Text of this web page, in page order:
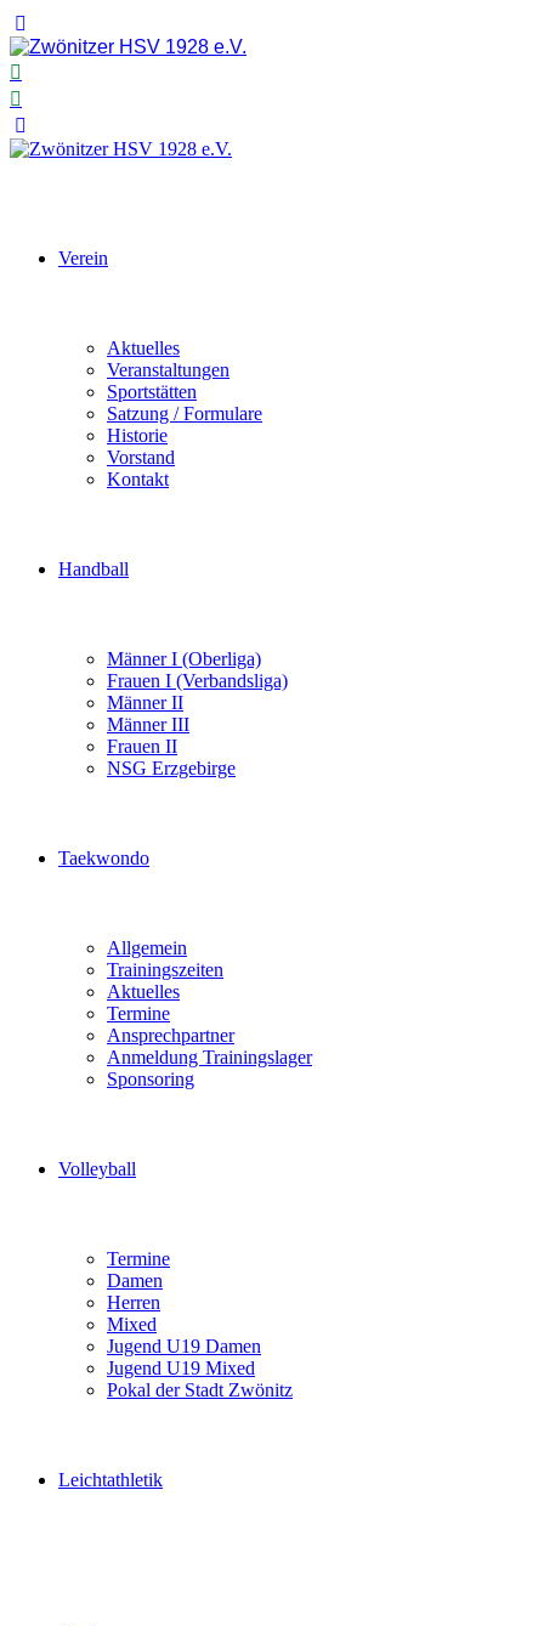
Verein
Aktuelles
Veranstaltungen
Sportstätten
Satzung / Formulare
Historie
Vorstand
Kontakt
Handball
Männer I (Oberliga)
Frauen I (Verbandsliga)
Männer II
Männer III
Frauen II
NSG Erzgebirge
Taekwondo
Allgemein
Trainingszeiten
Aktuelles
Termine
Ansprechpartner
Anmeldung Trainingslager
Sponsoring
Volleyball
Termine
Damen
Herren
Mixed
Jugend U19 Damen
Jugend U19 Mixed
Pokal der Stadt Zwönitz
Leichtathletik